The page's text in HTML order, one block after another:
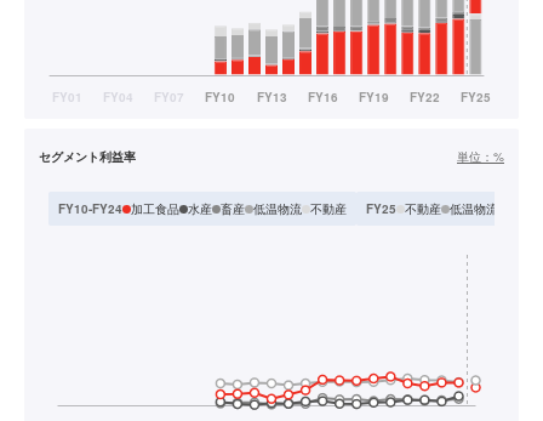
セグメント利益率 単位： %
FY10-FY24 加工食品 水産 畜産 低温物流 不動産 FY25 不動産 低温物流